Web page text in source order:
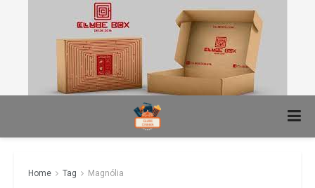
Home Tag Magnólia